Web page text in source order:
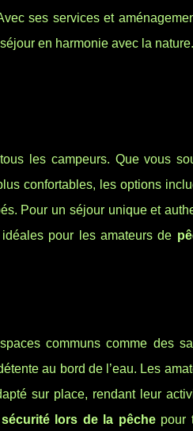
ses services et
en harmonie avec la nature.
les campeurs. Que vous
confortables, les options
Pour un séjour unique et
pour les amateurs de
communs comme des
au bord de l’eau. Les
sur place, rendant leur
sécurité lors de la pêchepour